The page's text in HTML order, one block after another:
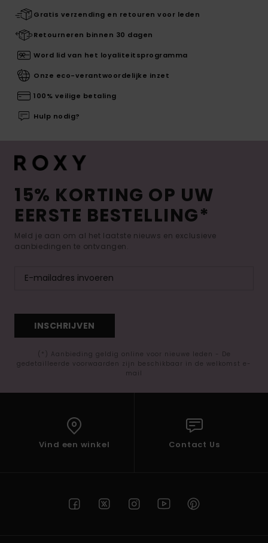
Gratis verzending en retouren voor leden
Retourneren binnen 30 dagen
Word lid van het loyaliteitsprogramma
Onze eco-verantwoordelijke inzet
100% veilige betaling
Hulp nodig?
15% KORTING OP UW
EERSTE BESTELLING*
Meld je aan om al het laatste nieuws en exclusieve
aanbiedingen te ontvangen.
INSCHRIJVEN
(*) Aanbieding geldig online voor nieuwe leden - De
gedetailleerde voorwaarden zijn beschikbaar in de welkomst e-
mail
Vind een winkel Contact Us